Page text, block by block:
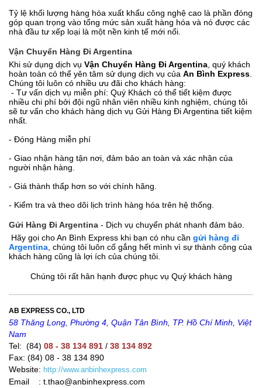
Tỷ lệ khối lượng hàng hóa xuất khẩu công nghệ cao là phần đóng
góp quan trọng vào tổng mức sản xuất hàng hóa và nó được các
nhà đầu tư xếp loại là một nền kinh tế mới nổi.
Vận Chuyển Hàng Đi Argentina
Khi sử dụng dịch vụ Vận Chuyển Hàng Đi Argentina , quý khách
hoàn toàn có thể yên tâm sử dụng dịch vụ của An Bình Express
Chúng tôi luôn có nhiều ưu đãi cho khách hàng:
- Tư vấn dịch vụ miễn phí: Quý Khách có thể tiết kiệm được
nhiều chi phí bởi đội ngũ nhân viên nhiều kinh nghiệm, chúng tôi
sẽ tư vấn cho khách hàng dịch vụ Gửi Hàng Đi Argentina tiết kiệm
nhất.
- Đóng Hàng miễn phí
- Giao nhận hàng tận nơi, đảm bảo an toàn và xác nhận của
người nhận hàng.
- Giá thành thấp hơn so với chính hãng.
- Kiểm tra và theo dõi lịch trình hàng hóa trên hệ thống.
Gửi Hàng Đi Argentina - Dịch vụ chuyển phát nhanh đảm bảo.
Hãy gọi cho An Bình Express khi bạn có nhu cần gửi hàng đi
Argentina , chúng tôi luôn cố gắng hết mình vì sự thành công của
khách hàng cũng là lợi ích của chúng tôi.
Chúng tôi rất hân hạnh được phục vụ Quý khách hàng
AB EXPRESS CO., LTD
58 Thăng Long, Phường 4, Quận Tân Bình, TP. Hồ Chí Minh, Việt
Nam
Tel: (84) 08 - 38 134 891 / 38 134 892
Fax: (84) 08 - 38 134 890
Website: http://www.anbinhexpress.com
Email : t.thao@anbinhexpress.com